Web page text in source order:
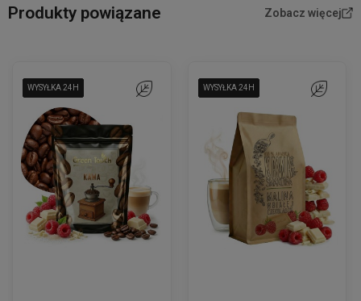
Produkty powiązane Zobacz więcej
WYSYŁKA 24H
WYSYŁKA 24H
WYSYŁKA 24H
WYSYŁKA 24H
WYSYŁKA 24H Do ulubionych WYSYŁKA 24H
WYSYŁKA 24H
WYSYŁKA 24H
WYSYŁKA 24H
WYSYŁKA 24H Do